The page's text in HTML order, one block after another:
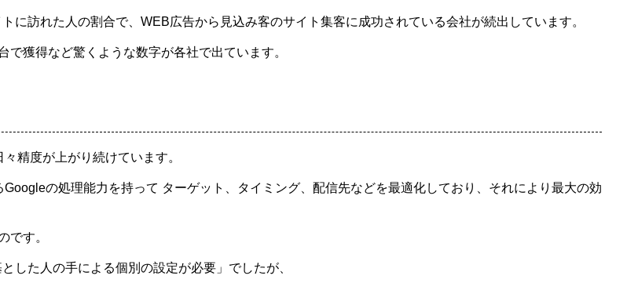
に訪れた人の割合で、WEB広告から見込み客のサイト集客に成功されている会社が続出しています。
獲得など驚くような数字が各社で出ています。
精度が上がり続けています。
の処理能力を持って ターゲット、タイミング、配信先などを最適化しており、それにより最大の効
です。
した人の手による個別の設定が必要」でしたが、